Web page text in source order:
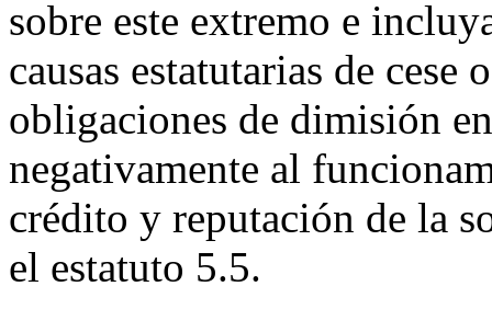
sobre este extremo e
causas estatutarias de cese
obligaciones de dimisión
negativamente al
crédito y reputación de la
el estatuto 5.5.